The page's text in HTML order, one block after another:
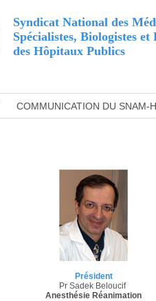
COMMUNICATION DU SNAM-
Syndicat National des
Spécialistes, Biologistes et
des Hôpitaux Publics
Président
Pr Sadek Beloucif
Anesthésie Réanimation